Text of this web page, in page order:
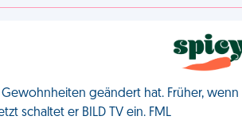
geändert hat. Früher, wenn
schaltet er BILD TV ein. FML